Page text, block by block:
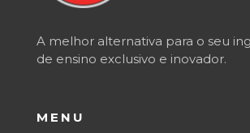
A melhor alternativa para o seu
de ensino exclusivo e inovador.
MENU